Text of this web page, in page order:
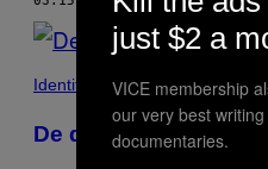
Identiteit
De dagelijkse
just $2 a
VICE membership
our very best
documentaries.